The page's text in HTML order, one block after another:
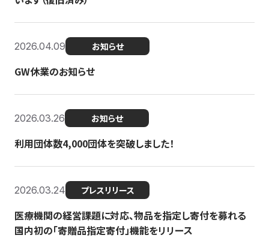
2026.04.09 お知らせ
GW休業のお知らせ
2026.03.26 お知らせ
利用団体数4,000団体を突破しました！
2026.03.24 プレスリリース
医療機関の経営課題に対応、物品を指定し寄付を募れる
国内初の「寄贈品指定寄付」機能をリリース